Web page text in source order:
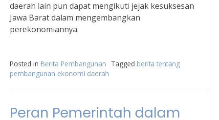
daerah lain pun dapat mengikuti jejak kesuksesan
Jawa Barat dalam mengembangkan
perekonomiannya.
Posted in Berita Pembangunan Tagged berita tentang
pembangunan ekonomi daerah
Peran Pemerintah dalam